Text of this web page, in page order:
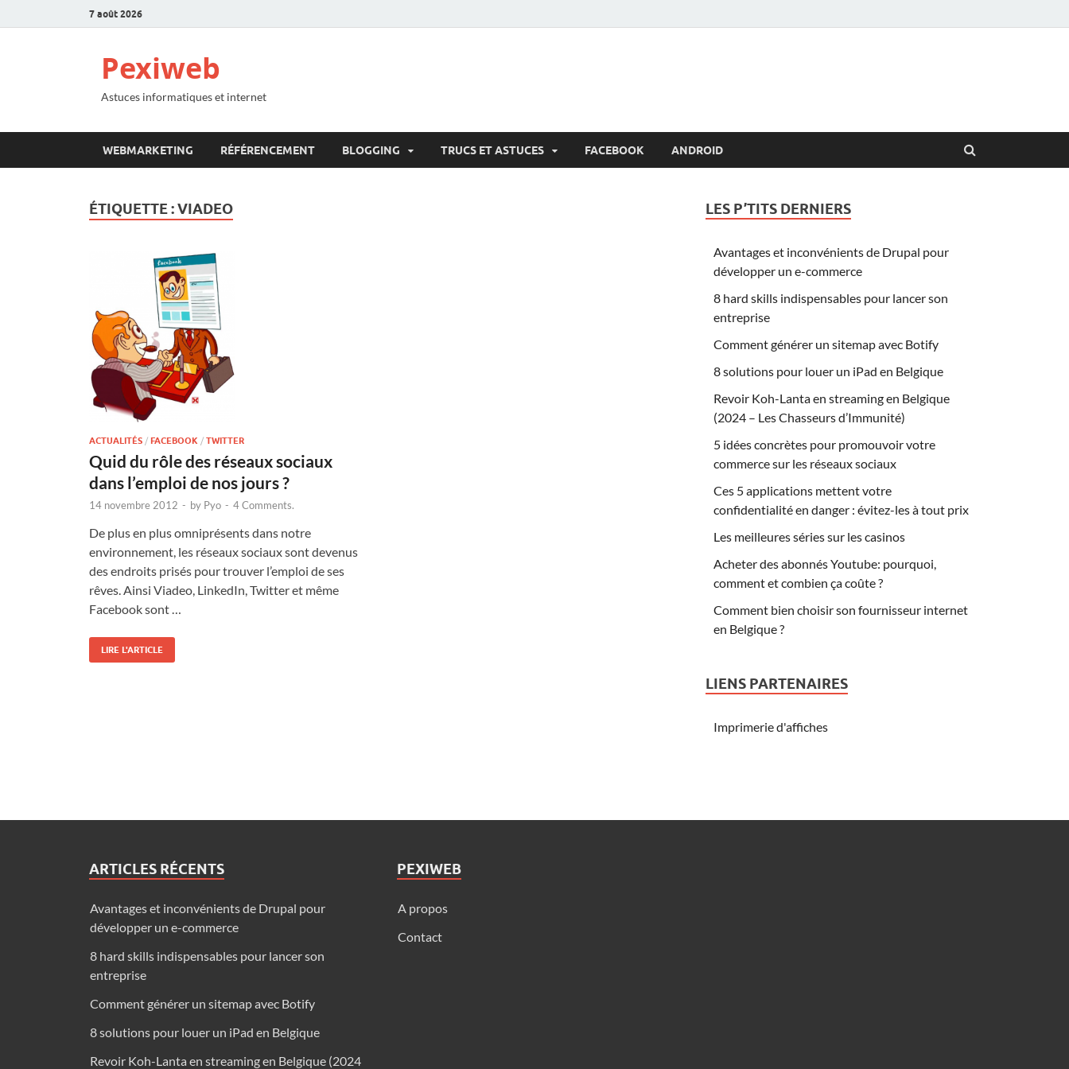
7 août 2026
Pexiweb
Astuces informatiques et internet
WEBMARKETING RÉFÉRENCEMENT BLOGGING TRUCS ET ASTUCES FACEBOOK ANDROID
ÉTIQUETTE :VIADEO
ACTUALITÉS / FACEBOOK / TWITTER
Quid du rôle des réseaux sociaux
dans l’emploi de nos jours ?
14 novembre 2012 - by Pyo - 4 Comments.
De plus en plus omniprésents dans notre
environnement, les réseaux sociaux sont devenus
des endroits prisés pour trouver l’emploi de ses
rêves. Ainsi Viadeo, LinkedIn, Twitter et même
Facebook sont …
LIRE L'ARTICLE
LES P’TITS DERNIERS
Avantages et inconvénients de Drupal pour
développer un e-commerce
8 hard skills indispensables pour lancer son
entreprise
Comment générer un sitemap avec Botify
8 solutions pour louer un iPad en Belgique
Revoir Koh-Lanta en streaming en Belgique
(2024 – Les Chasseurs d’Immunité)
5 idées concrètes pour promouvoir votre
commerce sur les réseaux sociaux
Ces 5 applications mettent votre
confidentialité en danger : évitez-les à tout prix
Les meilleures séries sur les casinos
Acheter des abonnés Youtube: pourquoi,
comment et combien ça coûte ?
Comment bien choisir son fournisseur internet
en Belgique ?
LIENS PARTENAIRES
Imprimerie d'affiches
ARTICLES RÉCENTS
Avantages et inconvénients de Drupal pour
développer un e-commerce
8 hard skills indispensables pour lancer son
entreprise
Comment générer un sitemap avec Botify
8 solutions pour louer un iPad en Belgique
Revoir Koh-Lanta en streaming en Belgique (2024
PEXIWEB
A propos
Contact